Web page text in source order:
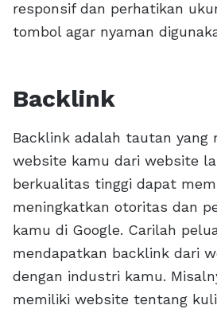
responsif dan perhatikan
tombol agar nyaman
Backlink
Backlink adalah tautan yang
website kamu dari website
berkualitas tinggi dapat
meningkatkan otoritas dan
kamu di Google. Carilah
mendapatkan backlink dari
dengan industri kamu.
memiliki website tentang